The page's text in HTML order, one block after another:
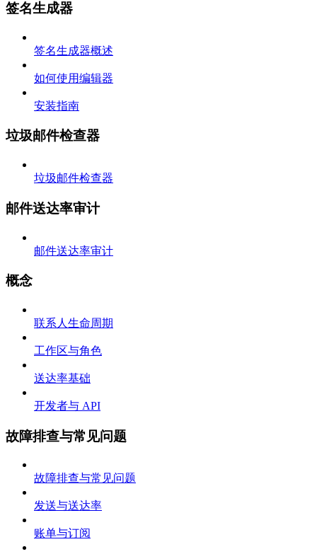
签名生成器
签名生成器概述
如何使用编辑器
安装指南
垃圾邮件检查器
垃圾邮件检查器
邮件送达率审计
邮件送达率审计
概念
联系人生命周期
工作区与角色
送达率基础
开发者与 API
故障排查与常见问题
故障排查与常见问题
发送与送达率
账单与订阅